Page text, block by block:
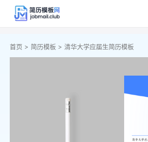
首页 > 简历模板 > 清华大学应届生简历模板